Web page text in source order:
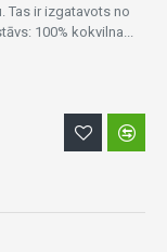
Tas ir izgatavots no
100% kokvilna...